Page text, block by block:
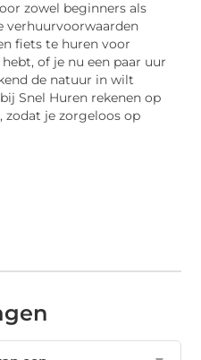
zowel beginners als
verhuurvoorwaarden
fiets te huren voor
of je nu een paar uur
de natuur in wilt
Snel Huren rekenen op
zodat je zorgeloos op